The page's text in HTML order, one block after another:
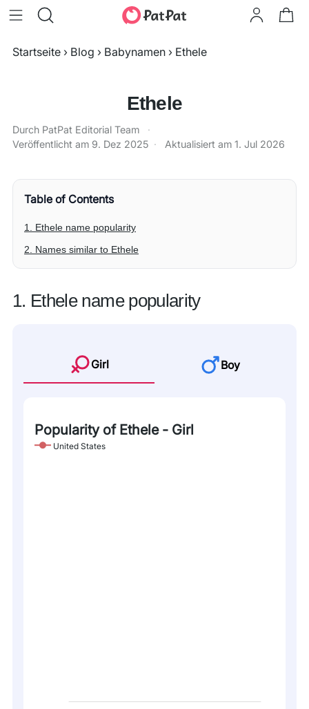
Startseite › Blog › Babynamen › Ethele
Ethele
Durch PatPat Editorial Team
·
Veröffentlicht am 9. Dez 2025 · Aktualisiert am 1. Jul 2026
Table of Contents
1. Ethele name popularity
2. Names similar to Ethele
1. Ethele name popularity
Girl Boy
Popularity of Ethele - Girl
United States